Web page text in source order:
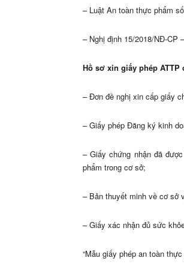
– Luật An toàn thực phẩm
– Nghị định 15/2018/NĐ-CP
Hồ sơ xin giấy phép
– Đơn đề nghị xin cấp giấy
– Giấy phép Đăng ký kinh
– Giấy chứng nhận đã
phẩm trong cơ sở;
– Bản thuyết minh về cơ sở
– Giấy xác nhận đủ sức
“Mẫu giấy phép an toàn